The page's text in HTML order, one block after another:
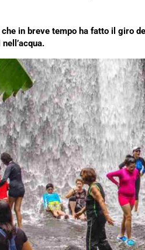
che in breve tempo ha fatto il giro